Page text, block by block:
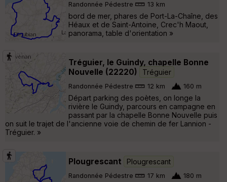
Randonnée Pédestre 13 km
bord de mer, phares de Port-La-Chaîne, des
Héaux et de Saint-Antoine, Crec'h Maout,
panorama, table d'orientation »
Tréguier, le Guindy, chapelle Bonne
Nouvelle (22220)
Tréguier
Randonnée Pédestre 12 km 160 m
Départ parking des poètes, on longe la
rivière le Guindy, parcours en campagne en
passant par la chapelle Bonne Nouvelle puis
on suit le trajet de l'ancienne voie de chemin de fer Lannion -
Tréguier. »
Plougrescant Plougrescant
Randonnée Pédestre 17 km 180 m